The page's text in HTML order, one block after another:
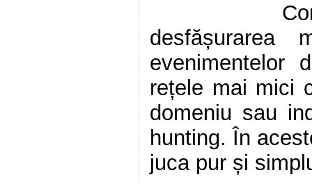
Contactele
desfășurarea
evenimentelor
rețele mai mici
domeniu sau
hunting. În
juca pur și